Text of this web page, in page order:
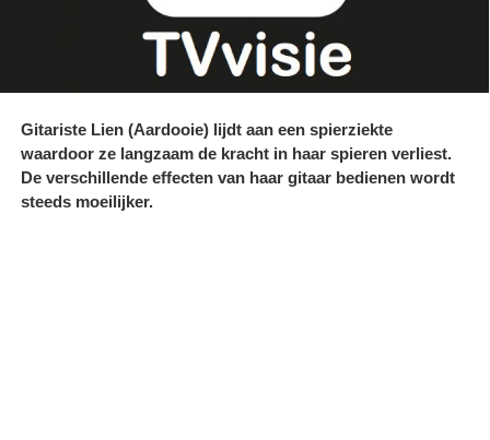
Gitariste Lien (Aardooie) lijdt aan een spierziekte
waardoor ze langzaam de kracht in haar spieren verliest.
De verschillende effecten van haar gitaar bedienen wordt
steeds moeilijker.